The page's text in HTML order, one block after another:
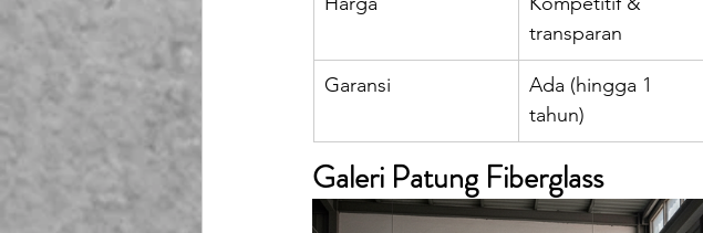
transparan
Garansi
Ada (hingga 1
tahun)
Galeri Patung Fiberglass